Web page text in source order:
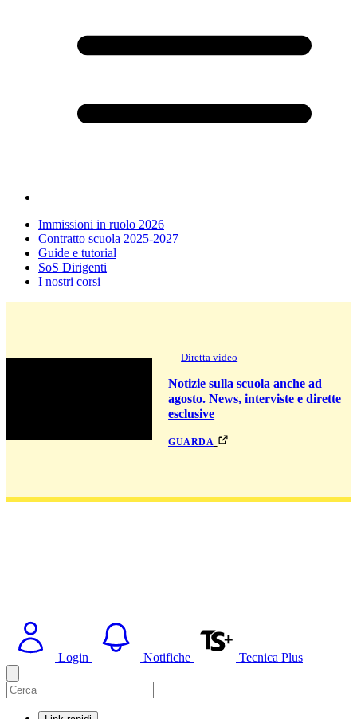
Immissioni in ruolo 2026
Contratto scuola 2025-2027
Guide e tutorial
SoS Dirigenti
I nostri corsi
Diretta video
Notizie sulla scuola anche ad
agosto. News, interviste e dirette
esclusive
guarda
Login Notifiche Tecnica Plus